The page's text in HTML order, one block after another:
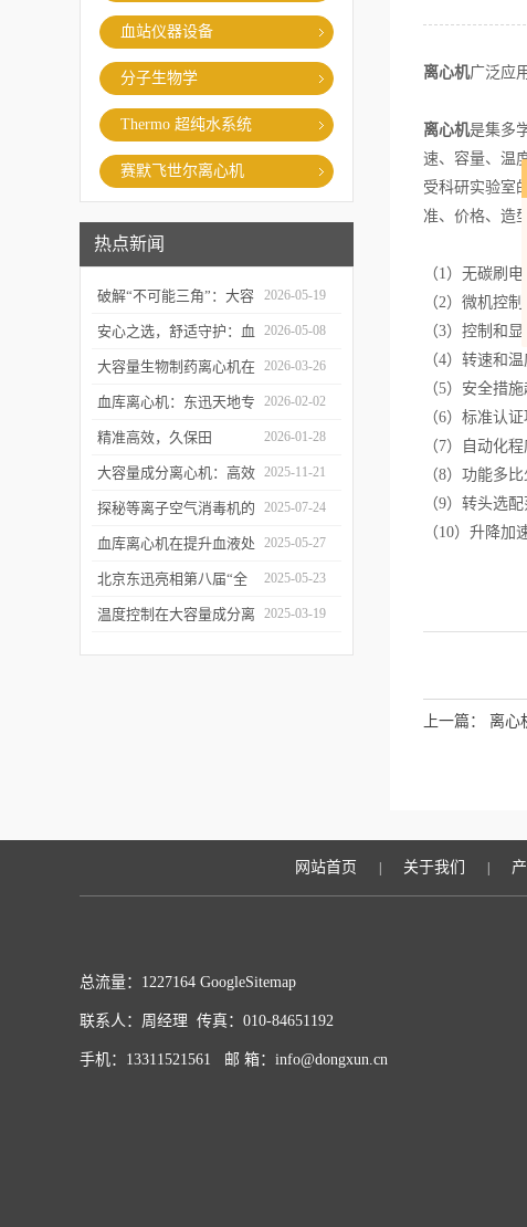
血站仪器设备
分子生物学
Thermo 超纯水系统
赛默飞世尔离心机
热点新闻
破解“不可能三角”：大容
量生物制药离心机让收率
与效率兼得
2026-05-19
安心之选，舒适守护：血
站采血椅（GB意大利采
血椅）
2026-05-08
大容量生物制药离心机在
生物制品与药品生产中的
关键应用
2026-03-26
血库离心机：东迅天地专
业设计，满足血液成分制
备全需求
2026-02-02
精准高效，久保田
KA2200离心机为血库检
验注入“心”动力
2026-01-28
大容量成分离心机：高效
分离的工业级“分选专家”
2025-11-21
探秘等离子空气消毒机的
消毒原理与应用优势
2025-07-24
血库离心机在提升血液处
理效率与质量的双重价值
2025-05-27
北京东迅亮相第八届“全
国血站管理大会”
2025-05-23
温度控制在大容量成分离 2025-03-19
离心机广泛应
离心机是集多
速、容量、温
受科研实验室
准、价格、造
（1）无碳刷
（2）微机控
（3）控制和
（4）转速和
（5）安全措
（6）标准认
（7）自动化
（8）功能多比
（9）转头选
（10）升降加
上一篇： 离心
网站首页 关于我们
总流量：1227164 GoogleSitemap
联系人：周经理 传真：010-84651192
手机：13311521561 邮 箱：info@dongxun.cn